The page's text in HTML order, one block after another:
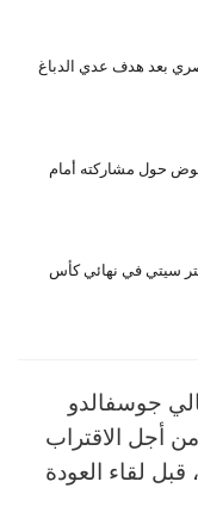
بعد هدف عدي الدباغ
حول مشاركته أمام
سيتي في نهائي كأس
جوسفالدو
أجل الاقتراب
لقاء العودة